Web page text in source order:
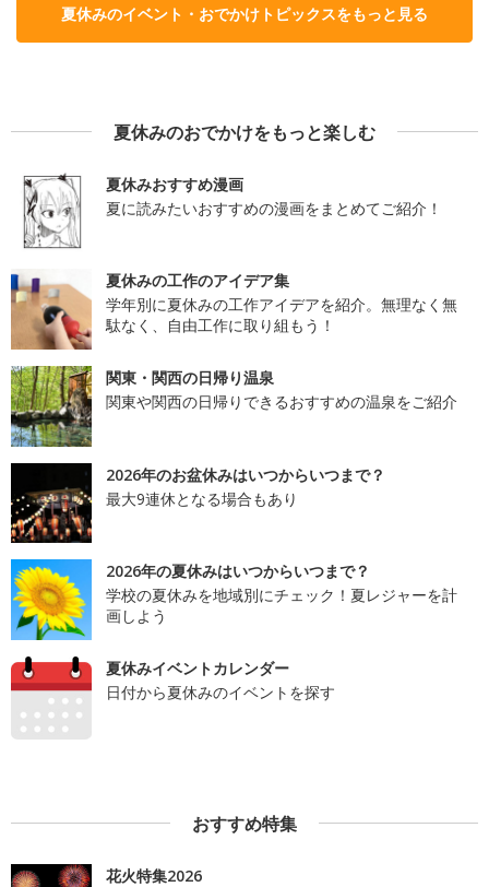
夏休みのイベント・おでかけトピックスをもっと見る
夏休みのおでかけをもっと楽しむ
夏休みおすすめ漫画
夏に読みたいおすすめの漫画をまとめてご紹介！
夏休みの工作のアイデア集
学年別に夏休みの工作アイデアを紹介。無理なく無
駄なく、自由工作に取り組もう！
関東・関西の日帰り温泉
関東や関西の日帰りできるおすすめの温泉をご紹介
2026年のお盆休みはいつからいつまで？
最大9連休となる場合もあり
2026年の夏休みはいつからいつまで？
学校の夏休みを地域別にチェック！夏レジャーを計
画しよう
夏休みイベントカレンダー
日付から夏休みのイベントを探す
おすすめ特集
花火特集2026